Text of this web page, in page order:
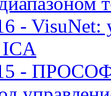
- VisuNet:
ICA
-